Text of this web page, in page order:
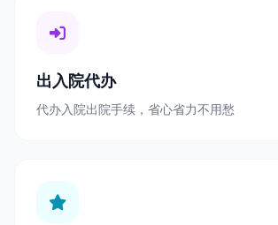
出入院代办
代办入院出院手续，省心省力不用愁